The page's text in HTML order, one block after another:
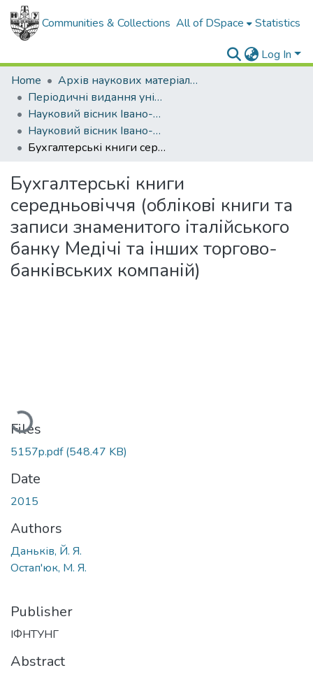
Communities & Collections All of DSpace Statistics
Log In
Home
Архів наукових матеріалів
Періодичні видання університету
Науковий вісник Івано-Франківського національного технічного університету нафти і газу. Серія: Економіка та управління в нафтовій і газовій промисловості
Науковий вісник Івано-Франківського національного технічного університету нафти і газу. Серія Економіка та управління в нафтовій і газовій промисловості - 2015 - № 2.
Бухгалтерські книги середньовіччя (облікові книги та записи знаменитого італійського банку Медічі та інших торгово-банківських компаній)
Бухгалтерські книги
середньовіччя (облікові книги та
записи знаменитого італійського
банку Медічі та інших торгово-
банківських компаній)
Loading...
Files
5157p.pdf(548.47 KB)
Date
2015
Authors
Даньків, Й. Я.
Остап'юк, М. Я.
Publisher
ІФНТУНГ
Abstract